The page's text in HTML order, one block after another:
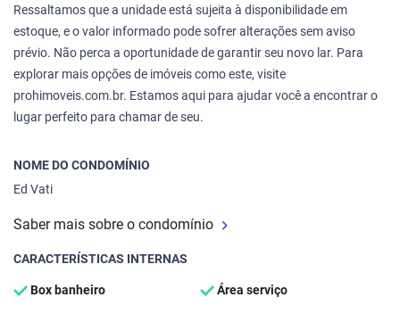
Ressaltamos que a unidade está sujeita à disponibilidade em
estoque, e o valor informado pode sofrer alterações sem aviso
prévio. Não perca a oportunidade de garantir seu novo lar. Para
explorar mais opções de imóveis como este, visite
prohimoveis.com.br. Estamos aqui para ajudar você a encontrar o
lugar perfeito para chamar de seu.
NOME DO CONDOMÍNIO
Ed Vati
Saber mais sobre o condomínio
CARACTERÍSTICAS INTERNAS
Box banheiro Área serviço